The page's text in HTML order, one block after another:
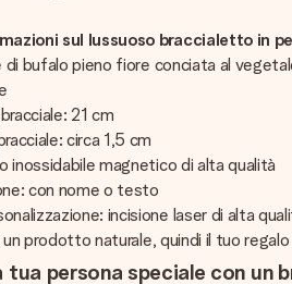
sul lussuoso braccialetto in
di bufalo pieno fiore conciata al
21 cm
circa 1,5 cm
inossidabile magnetico di alta qualità
con nome o testo
incisione laser di alta
un prodotto naturale, quindi il tuo
tua persona speciale con un